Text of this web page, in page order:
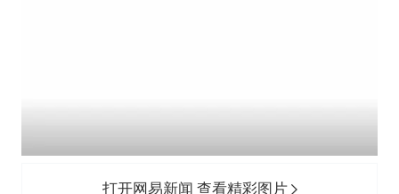
打开网易新闻 查看精彩图片